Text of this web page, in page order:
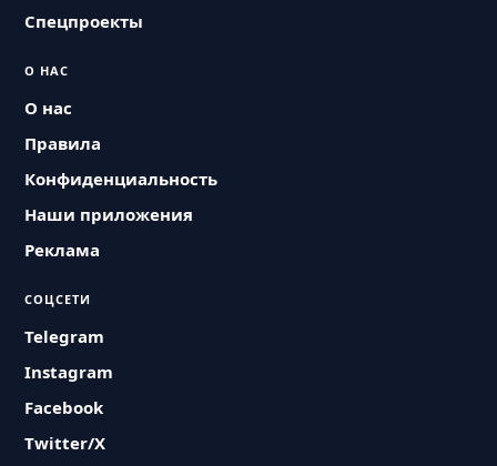
Спецпроекты
О НАС
О нас
Правила
Конфиденциальность
Наши приложения
Реклама
СОЦСЕТИ
Telegram
Instagram
Facebook
Twitter/X